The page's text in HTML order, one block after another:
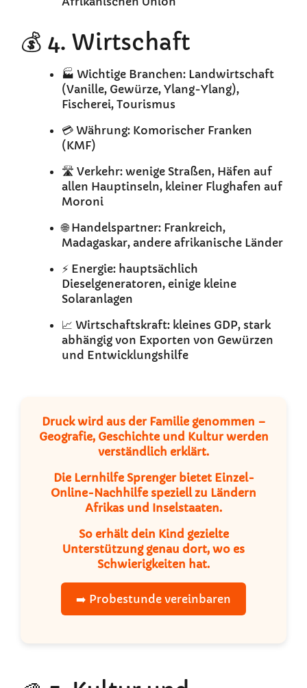
💰 4. Wirtschaft
🏭 Wichtige Branchen: Landwirtschaft
(Vanille, Gewürze, Ylang-Ylang),
Fischerei, Tourismus
💳 Währung: Komorischer Franken
(KMF)
🛣️ Verkehr: wenige Straßen, Häfen auf
allen Hauptinseln, kleiner Flughafen auf
Moroni
🌐 Handelspartner: Frankreich,
Madagaskar, andere afrikanische Länder
⚡ Energie: hauptsächlich
Dieselgeneratoren, einige kleine
Solaranlagen
📈 Wirtschaftskraft: kleines GDP, stark
abhängig von Exporten von Gewürzen
und Entwicklungshilfe
Druck wird aus der Familie genommen –
Geografie, Geschichte und Kultur werden
verständlich erklärt.
Die Lernhilfe Sprenger bietet Einzel-
Online-Nachhilfe speziell zu Ländern
Afrikas und Inselstaaten.
So erhält dein Kind gezielte
Unterstützung genau dort, wo es
Schwierigkeiten hat.
➡️ Probestunde vereinbaren